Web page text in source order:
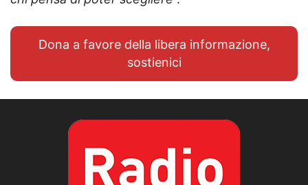
Dona a favore della libera informazione,
sostienici